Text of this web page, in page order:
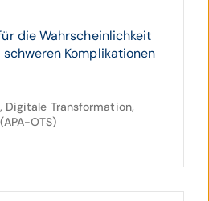
die Wahrscheinlichkeit
Komplikationen
Digitale Transformation,
OTS)